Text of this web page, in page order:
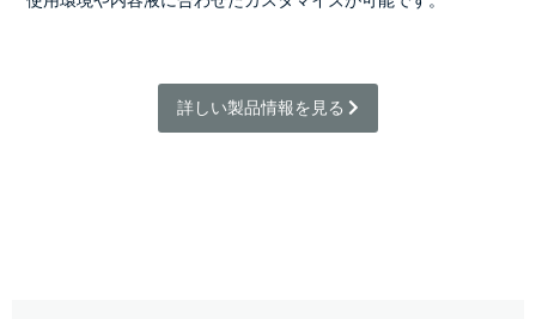
詳しい製品情報を見る